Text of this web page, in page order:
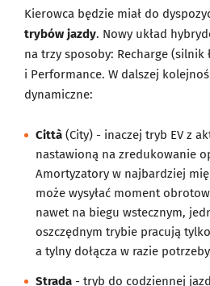
Kierowca będzie miał do
trybów jazdy. Nowy układ
na trzy sposoby: Recharge (silnik
i Performance. W dalszej
dynamiczne:
Città (City) - inaczej tryb EV z
nastawioną na zredukowanie
Amortyzatory w najbardziej
może wysyłać moment
nawet na biegu wstecznym,
oszczędnym trybie pracują
a tylny dołącza w razie
Strada - tryb do codziennej